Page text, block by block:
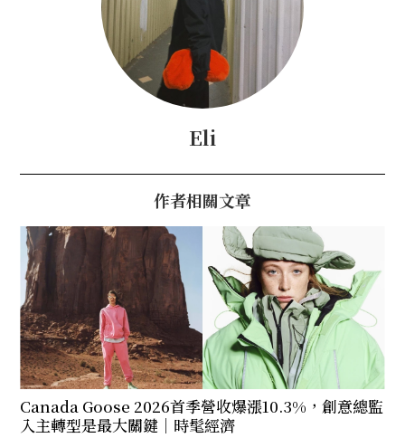
Eli
作者相關文章
Canada Goose 2026首季營收爆漲10.3%，創意總監
入主轉型是最大關鍵｜時髦經濟